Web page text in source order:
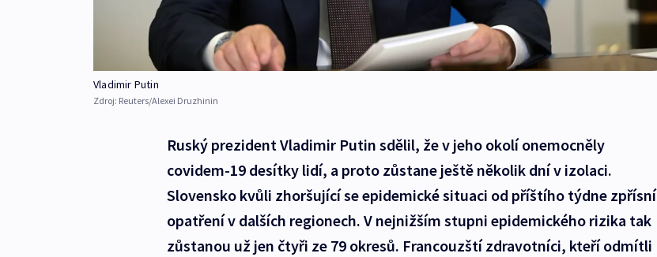
Vladimir Putin
Zdroj: Reuters/Alexei Druzhinin
Ruský prezident Vladimir Putin sdělil, že v jeho okolí onemocněly
covidem-19 desítky lidí, a proto zůstane ještě několik dní v izolaci.
Slovensko kvůli zhoršující se epidemické situaci od příštího týdne zpřísní
opatření v dalších regionech. V nejnižším stupni epidemického rizika tak
zůstanou už jen čtyři ze 79 okresů. Francouzští zdravotníci, kteří odmítli